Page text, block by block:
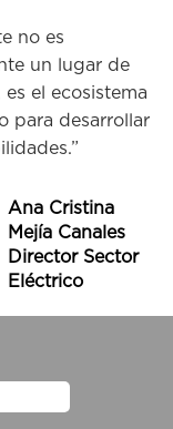
no es
un lugar de
es el ecosistema
para desarrollar
Ana Cristina
Mejía Canales
Director Sector
Eléctrico